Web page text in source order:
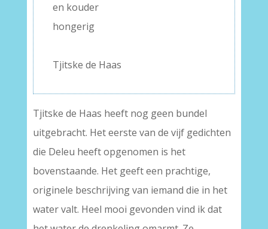
en kouder
hongerig
Tjitske de Haas
Tjitske de Haas heeft nog geen bundel
uitgebracht. Het eerste van de vijf gedichten
die Deleu heeft opgenomen is het
bovenstaande. Het geeft een prachtige,
originele beschrijving van iemand die in het
water valt. Heel mooi gevonden vind ik dat